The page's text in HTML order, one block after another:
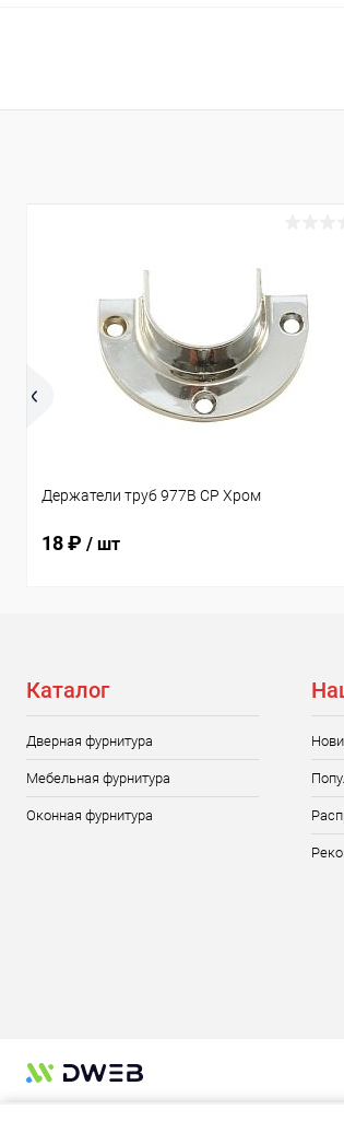
Купить в 1 клик Сравнение
Держатели труб 977B CP Хром
18 ₽ / шт
Каталог
Дверная фурнитура
Мебельная фурнитура
Оконная фурнитура